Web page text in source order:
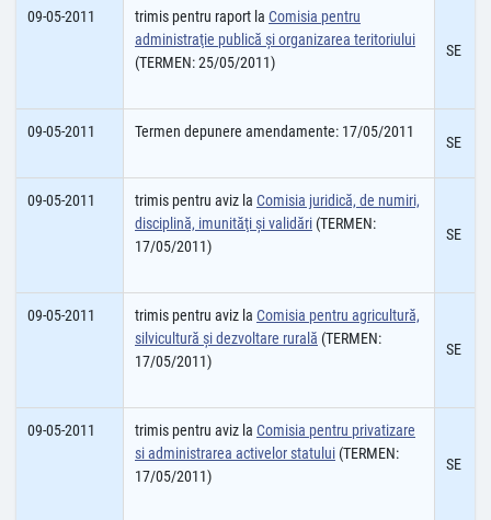
09-05-2011 trimis pentru raport la Comisia pentru
administraţie publică şi organizarea teritoriului
(TERMEN: 25/05/2011)
SE
09-05-2011 Termen depunere amendamente: 17/05/2011
SE
09-05-2011 trimis pentru aviz la Comisia juridică, de numiri,
disciplină, imunităţi şi validări (TERMEN:
17/05/2011)
SE
09-05-2011 trimis pentru aviz la Comisia pentru agricultură,
silvicultură şi dezvoltare rurală (TERMEN:
17/05/2011)
SE
09-05-2011 trimis pentru aviz la Comisia pentru privatizare
si administrarea activelor statului (TERMEN:
17/05/2011)
SE